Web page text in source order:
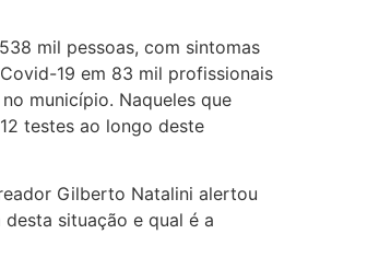
mil pessoas, com sintomas
19 em 83 mil profissionais
município. Naqueles que
testes ao longo deste
Gilberto Natalini alertou
situação e qual é a